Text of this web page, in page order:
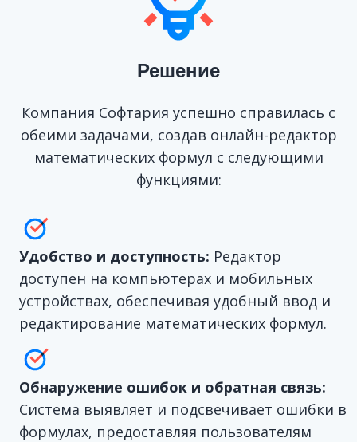
Решение
Компания Софтария успешно справилась с
обеими задачами, создав онлайн-редактор
математических формул с следующими
функциями:
Удобство и доступность: Редактор
доступен на компьютерах и мобильных
устройствах, обеспечивая удобный ввод и
редактирование математических формул.
Обнаружение ошибок и обратная связь:
Система выявляет и подсвечивает ошибки в
формулах, предоставляя пользователям